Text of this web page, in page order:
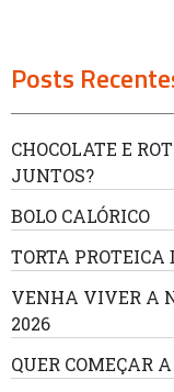
Posts
CHOCOLATE E
JUNTOS?
BOLO CALÓRICO
TORTA PROTEICA
VENHA VIVER A
2026
QUER COMEÇAR